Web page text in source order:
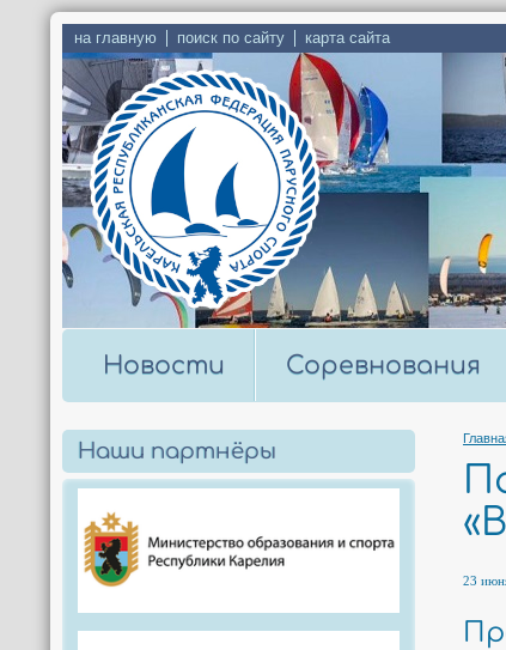
на главную поиск по сайту карта сайта
Новости Соревнования
Наши партнёры
23